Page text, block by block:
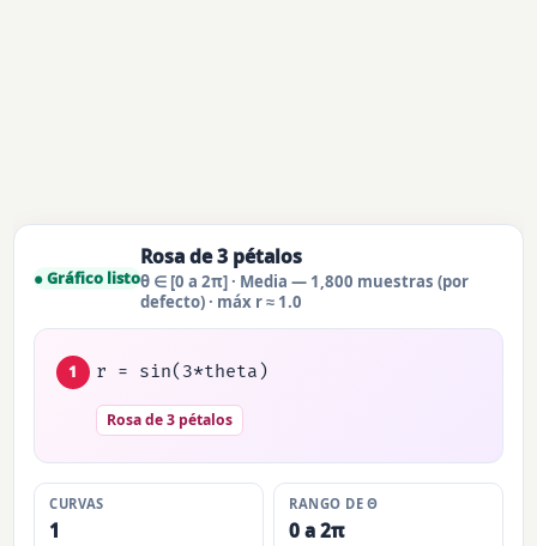
● Gráfico listo
Rosa de 3 pétalos
θ ∈ [0 a 2π] · Media — 1,800 muestras (por
defecto) · máx r ≈ 1.0
1 r = sin(3*theta)
Rosa de 3 pétalos
CURVAS
1
RANGO DE Θ
0 a 2π